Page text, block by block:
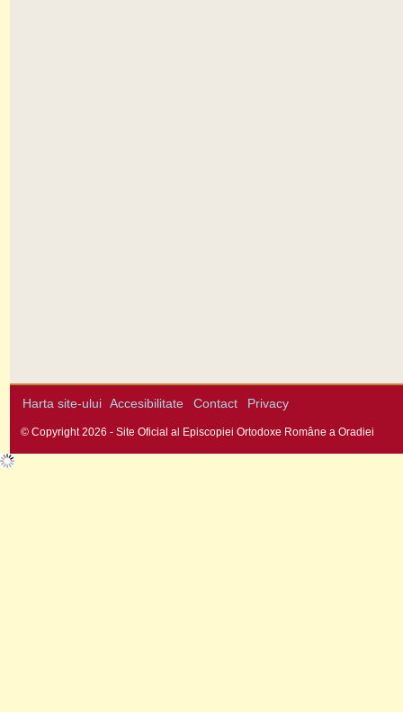
Harta site-ului Accesibilitate Contact Privacy
© Copyright 2026 - Site Oficial al Episcopiei Ortodoxe Române a Oradiei